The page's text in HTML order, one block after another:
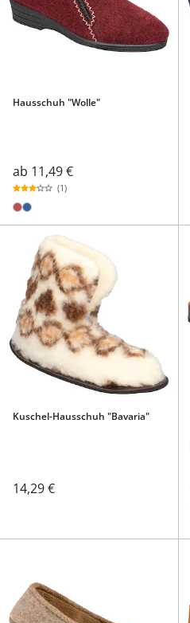
Hausschuh "Wolle"
ab 11,49 €
(1)
Kuschel-Hausschuh "Bavaria"
14,29 €